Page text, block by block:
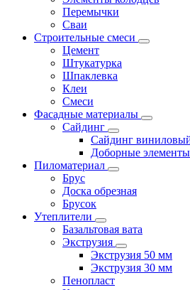
Перемычки
Сваи
Строительные смеси
Цемент
Штукатурка
Шпаклевка
Клеи
Смеси
Фасадные материалы
Сайдинг
Сайдинг
Доборные
Пиломатериал
Брус
Доска обрезная
Брусок
Утеплители
Базальтовая вата
Экструзия
Экструзия 50 мм
Экструзия 30 мм
Пенопласт